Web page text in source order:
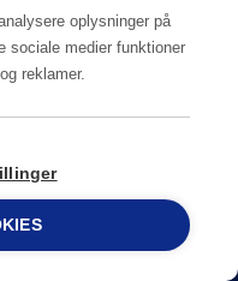
OS
44
69 15 17 44
oplysninger på
sociale medier funktioner
reklamer.